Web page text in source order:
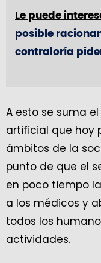
Le puede
posible
contraloría
A esto se suma
artificial que hoy
ámbitos de la
punto de que el
en poco tiempo
a los médicos y
todos los
actividades.